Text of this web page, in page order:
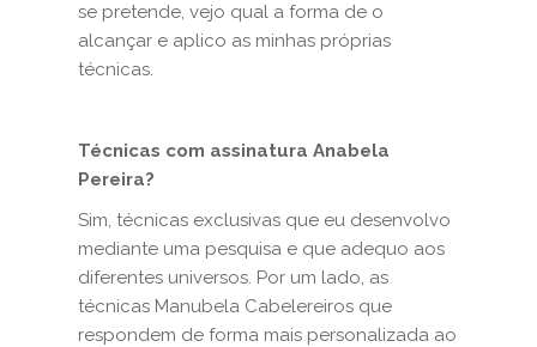
se pretende, vejo qual a forma de o
alcançar e aplico as minhas próprias
técnicas.
Técnicas com assinatura Anabela
Pereira?
Sim, técnicas exclusivas que eu desenvolvo
mediante uma pesquisa e que adequo aos
diferentes universos. Por um lado, as
técnicas Manubela Cabelereiros que
respondem de forma mais personalizada ao